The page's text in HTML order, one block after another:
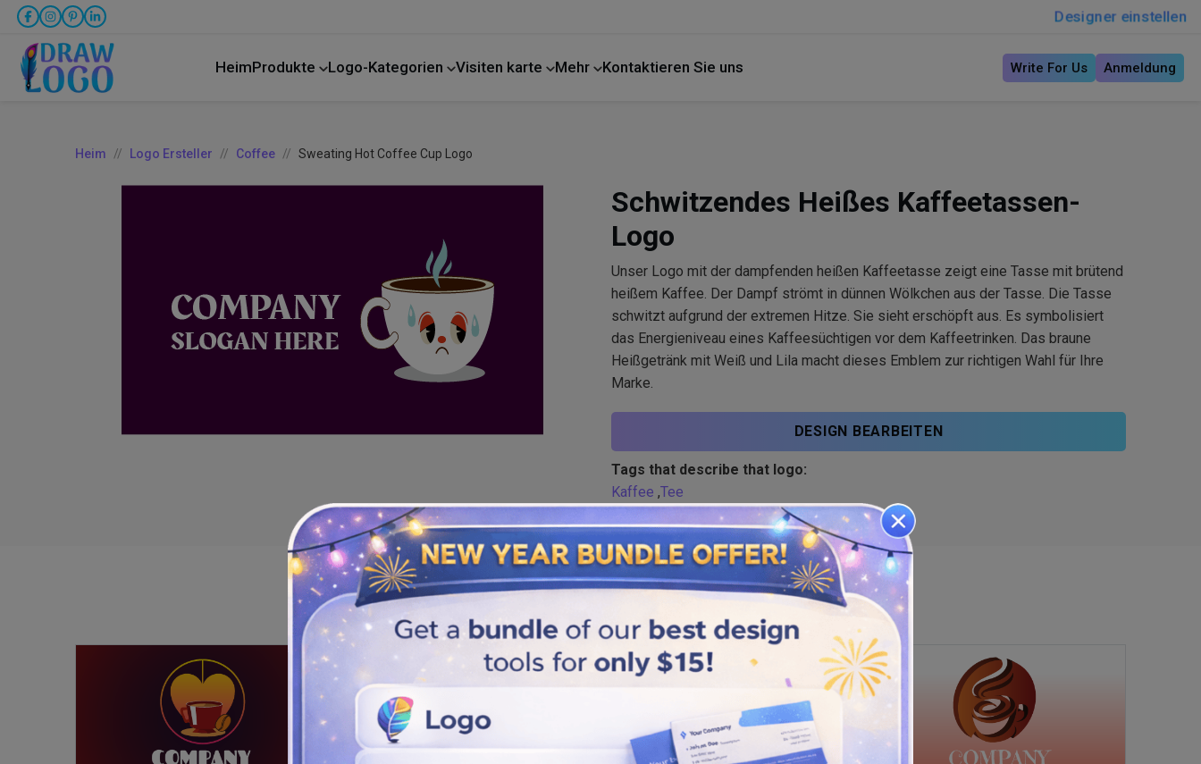
Designer einstellen
HeimProdukte Logo-Kategorien Visiten karte Mehr Kontaktieren Sie uns Write For Us Anmeldung
Heim Logo Ersteller Coffee Sweating Hot Coffee Cup Logo
Schwitzendes Heißes Kaffeetassen-
Logo
Unser Logo mit der dampfenden heißen Kaffeetasse zeigt eine Tasse mit brütend
heißem Kaffee. Der Dampf strömt in dünnen Wölkchen aus der Tasse. Die Tasse
schwitzt aufgrund der extremen Hitze. Sie sieht erschöpft aus. Es symbolisiert
das Energieniveau eines Kaffeesüchtigen vor dem Kaffeetrinken. Das braune
Heißgetränk mit Weiß und Lila macht dieses Emblem zur richtigen Wahl für Ihre
Marke.
DESIGN BEARBEITEN
Tags that describe that logo:
Kaffee ,Tee